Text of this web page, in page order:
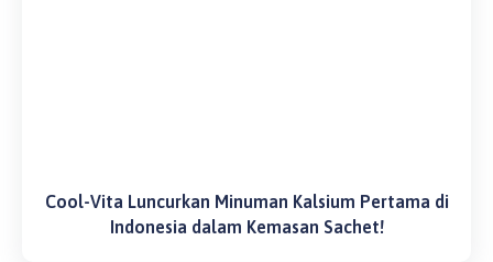
Cool-Vita Luncurkan Minuman Kalsium Pertama di
Indonesia dalam Kemasan Sachet!